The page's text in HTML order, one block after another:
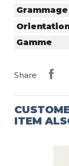
Grammage
Gamme
Share
ITEM